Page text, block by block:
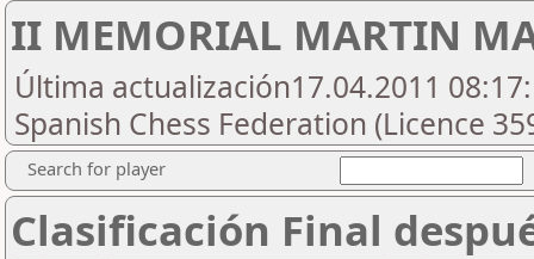
II MEMORIAL MARTIN
Última actualización17.04.2011
Spanish Chess Federation (Licence
Search for player
Clasificación Final